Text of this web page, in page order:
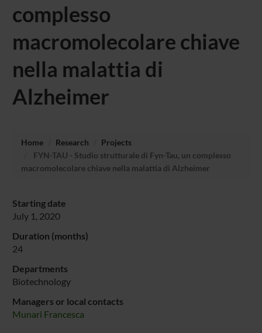
complesso
macromolecolare chiave
nella malattia di
Alzheimer
Home Research
Projects
FYN-TAU - Studio strutturale di Fyn-Tau, un complesso
macromolecolare chiave nella malattia di Alzheimer
Starting date
July 1, 2020
Duration (months)
24
Departments
Biotechnology
Managers or local contacts
Munari Francesca